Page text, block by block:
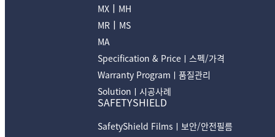
MX ㅣ MH
MR ㅣ MS
MA
Specification & Priceㅣ스펙/가격
Warranty Programㅣ품질관리
Solutionㅣ시공사례
SAFETYSHIELD
SafetyShield Filmsㅣ보안/안전필름